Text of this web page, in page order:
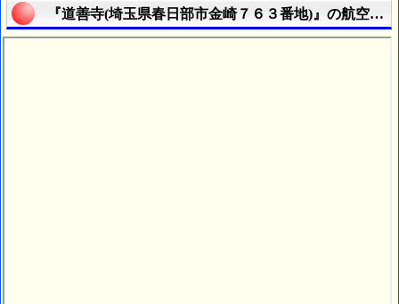
『道善寺(埼玉県春日部市金崎７６３番地)』の航空写真